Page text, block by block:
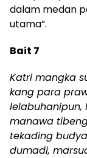
dalam medan
utama”.
Bait 7
Katri mangka
kang para
lelabuhanipun,
manawa
tekading
dumadi,